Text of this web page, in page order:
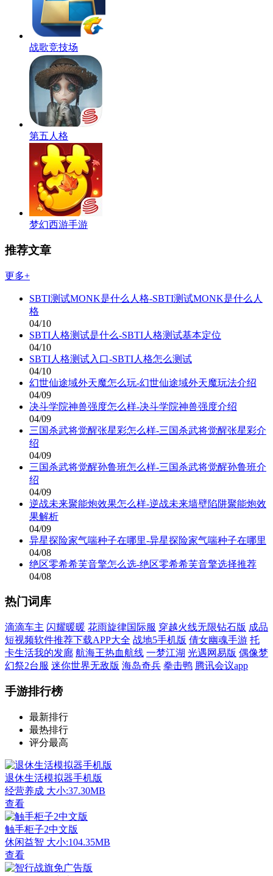
战歌竞技场
第五人格
梦幻西游手游
推荐文章
更多+
SBTI测试MONK是什么人格-SBTI测试MONK是什么人
格
04/10
SBTI人格测试是什么-SBTI人格测试基本定位
04/10
SBTI人格测试入口-SBTI人格怎么测试
04/10
幻世仙途域外天魔怎么玩-幻世仙途域外天魔玩法介绍
04/09
决斗学院神兽强度怎么样-决斗学院神兽强度介绍
04/09
三国杀武将觉醒张星彩怎么样-三国杀武将觉醒张星彩介
绍
04/09
三国杀武将觉醒孙鲁班怎么样-三国杀武将觉醒孙鲁班介
绍
04/09
逆战未来聚能炮效果怎么样-逆战未来墙壁陷阱聚能炮效
果解析
04/09
异星探险家气喘种子在哪里-异星探险家气喘种子在哪里
04/08
绝区零希希芙音擎怎么选-绝区零希希芙音擎选择推荐
04/08
热门词库
滴滴车主 闪耀暖暖 花雨旋律国际服 穿越火线无限钻石版 成品
短视频软件推荐下载APP大全 战地5手机版 倩女幽魂手游 托
卡生活我的发廊 航海王热血航线 一梦江湖 光遇网易版 偶像梦
幻祭2台服 迷你世界无敌版 海岛奇兵 拳击鸭 腾讯会议app
手游排行榜
最新排行
最热排行
评分最高
退休生活模拟器手机版
经营养成 大小:37.30MB
查看
触手柜子2中文版
休闲益智 大小:104.35MB
查看